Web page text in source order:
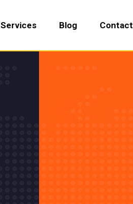
Services Blog Contact